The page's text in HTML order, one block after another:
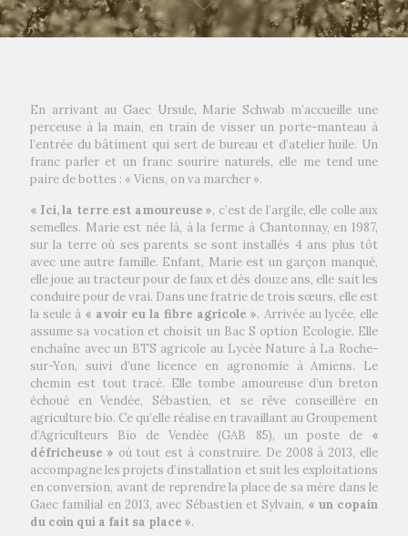
En arrivant au Gaec Ursule, Marie Schwab m’accueille une
perceuse à la main, en train de visser un porte-manteau à
l’entrée du bâtiment qui sert de bureau et d’atelier huile. Un
franc parler et un franc sourire naturels, elle me tend une
paire de bottes : « Viens, on va marcher ».
« Ici, la terre est amoureuse », c’est de l’argile, elle colle aux
semelles. Marie est née là, à la ferme à Chantonnay, en 1987,
sur la terre où ses parents se sont installés 4 ans plus tôt
avec une autre famille. Enfant, Marie est un garçon manqué,
elle joue au tracteur pour de faux et dès douze ans, elle sait les
conduire pour de vrai. Dans une fratrie de trois sœurs, elle est
la seule à « avoir eu la fibre agricole ». Arrivée au lycée, elle
assume sa vocation et choisit un Bac S option Ecologie. Elle
enchaîne avec un BTS agricole au Lycée Nature à La Roche-
sur-Yon, suivi d’une licence en agronomie à Amiens. Le
chemin est tout tracé. Elle tombe amoureuse d’un breton
échoué en Vendée, Sébastien, et se rêve conseillère en
agriculture bio. Ce qu’elle réalise en travaillant au Groupement
d’Agriculteurs Bio de Vendée (GAB 85), un poste de «
défricheuse » où tout est à construire. De 2008 à 2013, elle
accompagne les projets d’installation et suit les exploitations
en conversion, avant de reprendre la place de sa mère dans le
Gaec familial en 2013, avec Sébastien et Sylvain, « un copain
du coin qui a fait sa place ».